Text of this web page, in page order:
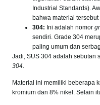
Industrial Standards).
bahwa material tersebut
304: Ini adalah nomor
sendiri. Grade 304
paling umum dan
Jadi, SUS 304 adalah sebutan
304
Material ini memiliki beberapa
kromium dan 8% nikel. Selain